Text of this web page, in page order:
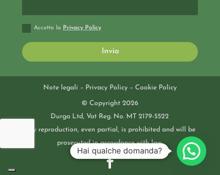
Accetto la Privacy Policy
Invia
Note legali – Privacy Policy– Cookie Policy
© Copyright 2026
Durga Ltd, Vat Reg. No. MT 2179-5522
Any reproduction, even partial, is prohibited and will be
prosecuted in accordance with law.
Hai qualche domanda?